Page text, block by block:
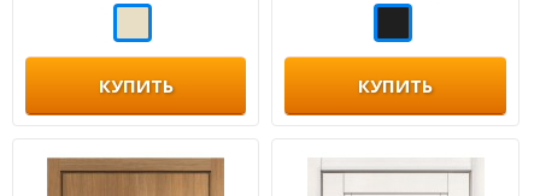
КУПИТЬ КУПИТЬ